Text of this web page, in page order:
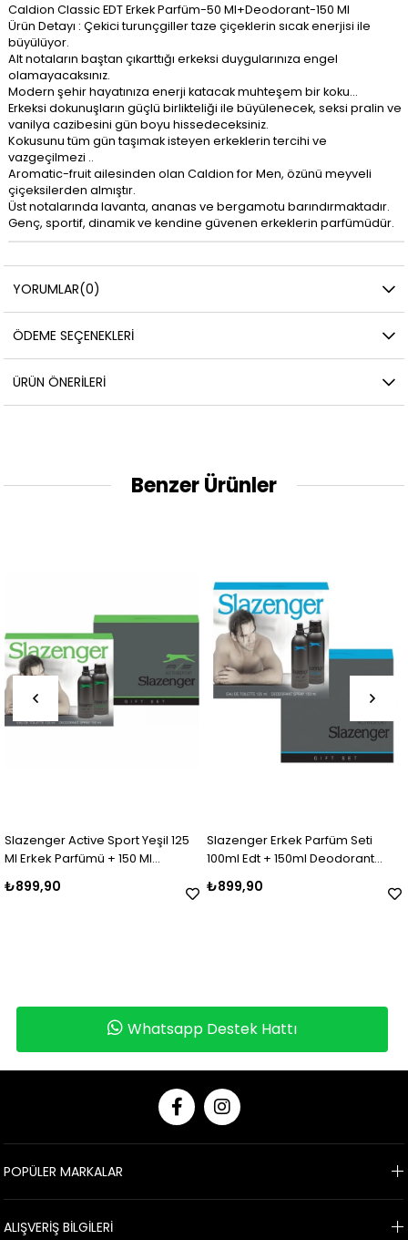
Caldion Classic EDT Erkek Parfüm-50 Ml+Deodorant-150 Ml
Ürün Detayı : Çekici turunçgiller taze çiçeklerin sıcak enerjisi ile
büyülüyor.
Alt notaların baştan çıkarttığı erkeksi duygularınıza engel
olamayacaksınız.
Modern şehir hayatınıza enerji katacak muhteşem bir koku…
Erkeksi dokunuşların güçlü birlikteliği ile büyülenecek, seksi pralin ve
vanilya cazibesini gün boyu hissedeceksiniz.
Kokusunu tüm gün taşımak isteyen erkeklerin tercihi ve
vazgeçilmezi ..
Aromatic-fruit ailesinden olan Caldion for Men, özünü meyveli
çiçeksilerden almıştır.
Üst notalarında lavanta, ananas ve bergamotu barındırmaktadır.
Genç, sportif, dinamik ve kendine güvenen erkeklerin parfümüdür.
YORUMLAR(0)
ÖDEME SEÇENEKLERI
ÜRÜN ÖNERILERI
Benzer Ürünler
Yeşil 125
Ml
Slazenger Erkek Parfüm Seti
100ml Edt + 150ml Deodorant
Q Life Edt Erkek No:
Gio
Whatsapp Destek Hattı
POPÜLER MARKALAR
ALIŞVERİŞ BİLGİLERİ